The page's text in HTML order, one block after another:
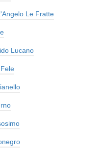
Le Fratte
Lucano